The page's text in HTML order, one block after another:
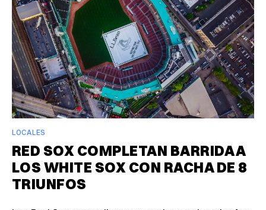
LOCALES
RED SOX COMPLETAN BARRIDA A
LOS WHITE SOX CON RACHA DE 8
TRIUNFOS